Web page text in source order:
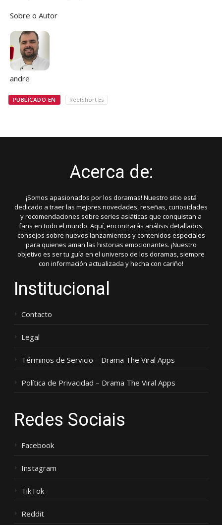
Sobre o Autor
andre
PUBLICADO EN ReelShort Es
Acerca de:
¡Somos apasionados por los doramas! Nuestro sitio está
dedicado a traer las mejores novedades, reseñas, curiosidades
y recomendaciones sobre series asiáticas que conquistan a
fans en todo el mundo. Aquí, encontrarás análisis detallados,
consejos sobre nuevos lanzamientos y contenidos especiales
para quienes aman las historias emocionantes. ¡Nuestro
objetivo es ser tu guía en el universo de los doramas, siempre
con información actualizada y hecha con cariño!
Institucional
Contacto
Legal
Términos de Servicio – Drama The Viral Apps
Política de Privacidad – Drama The Viral Apps
Redes Sociais
Facebook
Instagram
TikTok
Reddit